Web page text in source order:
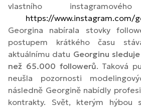
vlastního
https://www.instagram.com/
Georgina nabírala stovky
postupem krátkého času
aktuálnímu datu Georginu
než 65.000 followerů. Taková
neušla pozornosti
následně Georgině nabídly
kontrakty. Svět, kterým hýbou